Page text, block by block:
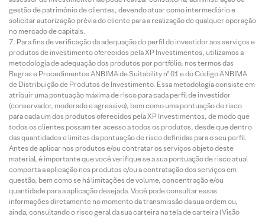
gestão de patrimônio de clientes, devendo atuar como intermediário e
solicitar autorização prévia do cliente para a realização de qualquer operação
no mercado de capitais.
Para fins de verificação da adequação do perfil do investidor aos serviços e
produtos de investimento oferecidos pela XP Investimentos, utilizamos a
metodologia de adequação dos produtos por portfólio, nos termos das
Regras e Procedimentos ANBIMA de Suitability nº 01 e do Código ANBIMA
de Distribuição de Produtos de Investimento. Essa metodologia consiste em
atribuir uma pontuação máxima de risco para cada perfil de investidor
(conservador, moderado e agressivo), bem como uma pontuação de risco
para cada um dos produtos oferecidos pela XP Investimentos, de modo que
todos os clientes possam ter acesso a todos os produtos, desde que dentro
das quantidades e limites da pontuação de risco definidas para o seu perfil.
Antes de aplicar nos produtos e/ou contratar os serviços objeto deste
material, é importante que você verifique se a sua pontuação de risco atual
comporta a aplicação nos produtos e/ou a contratação dos serviços em
questão, bem como se há limitações de volume, concentração e/ou
quantidade para a aplicação desejada. Você pode consultar essas
informações diretamente no momento da transmissão da sua ordem ou,
ainda, consultando o risco geral da sua carteira na tela de carteira (Visão